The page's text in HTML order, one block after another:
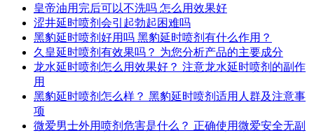
皇帝油用完后可以不洗吗 怎么用效果好
涩井延时喷剂会引起勃起困难吗
黑豹延时喷剂好用吗 黑豹延时喷剂有什么作用？
久皇延时喷剂有效果吗？ 为您分析产品的主要成分
龙水延时喷剂怎么用效果好？ 注意龙水延时喷剂的副作
用
黑豹延时喷剂怎么样？ 黑豹延时喷剂适用人群及注意事
项
微爱男士外用喷剂危害是什么？ 正确使用微爱安全无副